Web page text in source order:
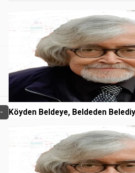
- Köyden Beldeye, Beldeden